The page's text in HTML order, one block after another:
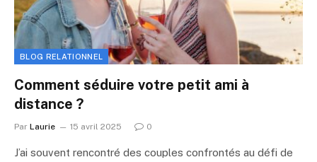
BLOG RELATIONNEL
Comment séduire votre petit ami à
distance ?
Par Laurie 15 avril 2025 0
J’ai souvent rencontré des couples confrontés au défi de